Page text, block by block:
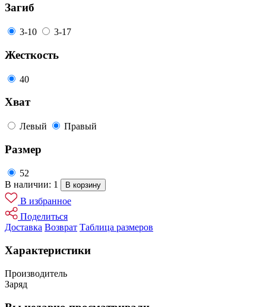
Загиб
3-10 3-17
Жесткость
40
Хват
Левый Правый
Размер
52
В наличии: 1
В корзину
В избранное
Поделиться
Доставка Возврат Таблица размеров
Характеристики
Производитель
Заряд